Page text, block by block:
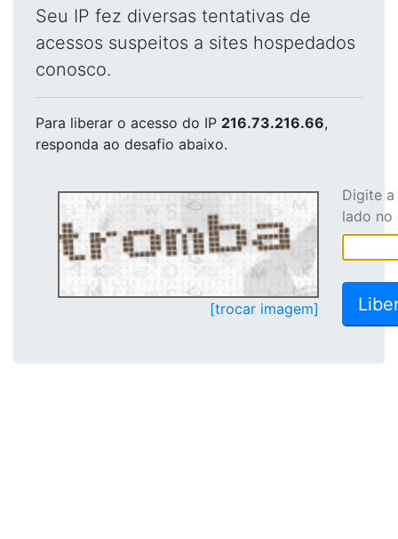
Seu IP fez diversas tentativas de
acessos suspeitos a sites hospedados
conosco.
Para liberar o acesso do IP 216.73.216.66,
responda ao desafio abaixo.
[trocar imagem]
Digite
lado no